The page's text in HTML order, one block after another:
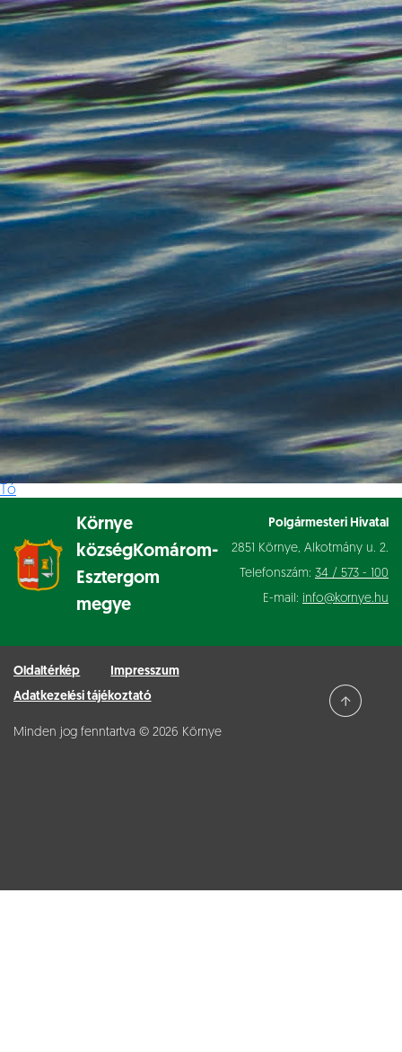
Tó
Környe
község Komárom-
Esztergom
megye
Polgármesteri Hivatal
2851 Környe, Alkotmány u. 2.
Telefonszám: 34 / 573 - 100
E-mail: info@kornye.hu
Oldaltérkép
Impresszum
Adatkezelési tájékoztató
Minden jog fenntartva © 2026 Környe